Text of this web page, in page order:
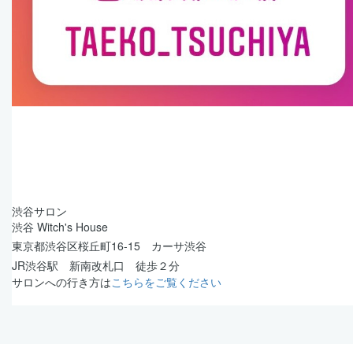
渋谷サロン
渋谷 Witch's House
東京都渋谷区桜丘町16-15 カーサ渋谷
JR渋谷駅 新南改札口 徒歩２分
サロンへの行き方はこちらをご覧ください